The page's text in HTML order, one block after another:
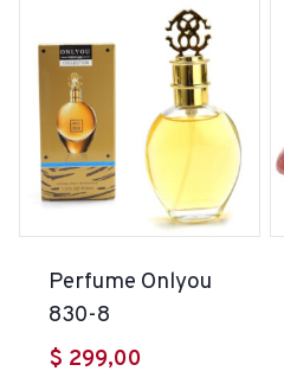
$ 605,00.
es:
$ 515,00.
Perfume Onlyou
830-8
$ 299,00